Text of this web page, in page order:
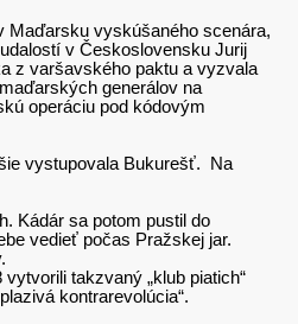
Maďarsku vyskúšaného scenára,
v Československu Jurij
z varšavského paktu a vyzvala
generálov na
operáciu pod kódovým
vystupovala Bukurešť. Na
Kádár sa potom pustil do
vedieť počas Pražskej jar.
takzvaný „klub piatich“
kontrarevolúcia“.